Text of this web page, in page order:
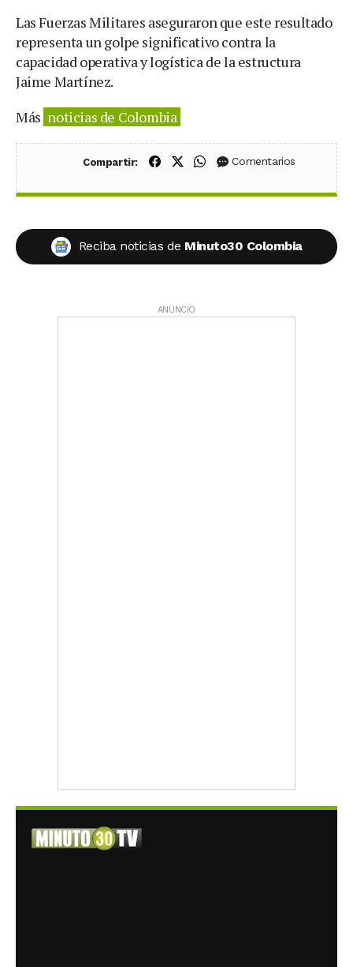
Las Fuerzas Militares aseguraron que este resultado
representa un golpe significativo contra la
capacidad operativa y logística de la estructura
Jaime Martínez.
Más noticias de Colombia
Compartir: Compartir en Facebook
Compartir en X (Twitter)
Compartir en WhatsApp
Comentarios
Reciba noticias de Minuto30 Colombia
ANUNCIO